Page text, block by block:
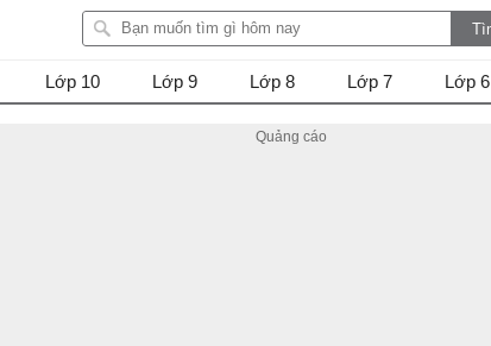
Lớp 10 Lớp 9 Lớp 8 Lớp 7 Lớp 6